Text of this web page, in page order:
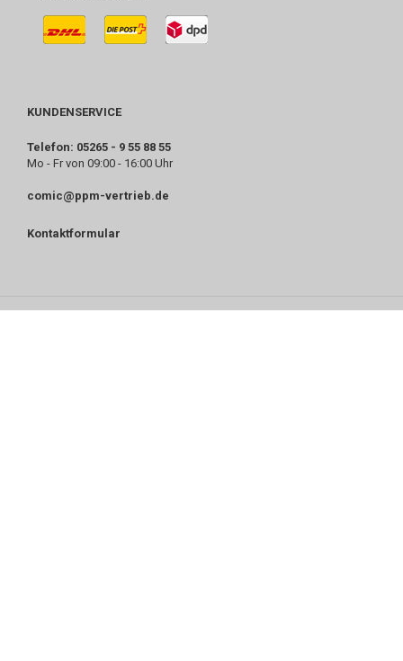
KUNDENSERVICE
Telefon: 05265 - 9 55 88 55
Mo - Fr von 09:00 - 16:00 Uhr
comic@ppm-vertrieb.de
Kontaktformular